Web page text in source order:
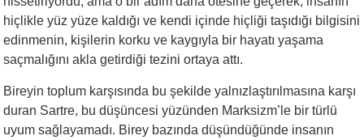
hiçlikle yüz yüze kaldığı ve kendi içinde hiçliği taşıdığı bilgisini
edinmenin, kişilerin korku ve kaygıyla bir hayatı yaşama
saçmalığını akla getirdiği tezini ortaya attı.
Bireyin toplum karşısında bu şekilde yalnızlaştırılmasına karşı
duran Sartre, bu düşüncesi yüzünden Marksizm’le bir türlü
uyum sağlayamadı. Birey bazında düşündüğünde insanın